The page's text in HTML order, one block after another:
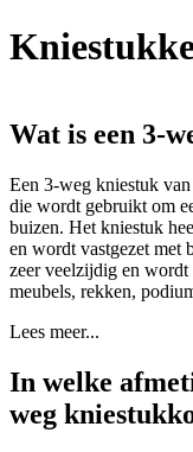
Wat is een 3-
Een 3-weg kniestuk
die wordt gebruikt om
buizen. Het kniestuk
en wordt vastgezet met
zeer veelzijdig en
meubels, rekken,
Lees meer...
In welke
weg